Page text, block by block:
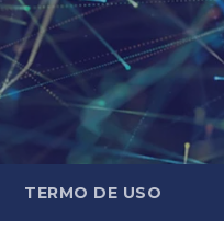
TERMO DE USO